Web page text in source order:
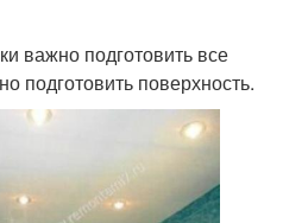
важно подготовить все
подготовить поверхность.